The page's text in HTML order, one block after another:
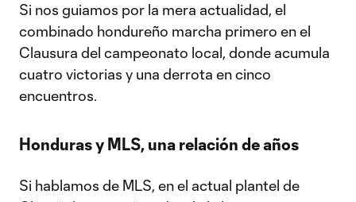
Si nos guiamos por la mera actualidad, el
combinado hondureño marcha primero en el
Clausura del campeonato local, donde acumula
cuatro victorias y una derrota en cinco
encuentros.
Honduras y MLS, una relación de años
Si hablamos de MLS, en el actual plantel de